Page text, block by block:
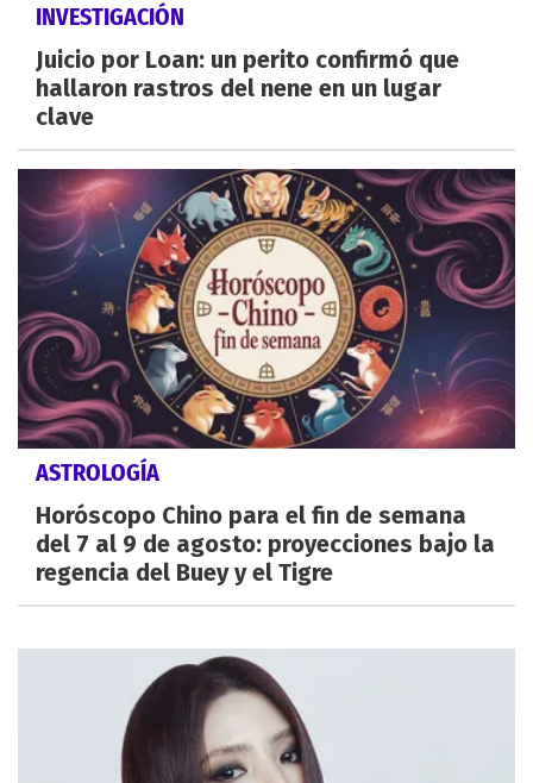
INVESTIGACIÓN
Juicio por Loan: un perito confirmó que
hallaron rastros del nene en un lugar
clave
ASTROLOGÍA
Horóscopo Chino para el fin de semana
del 7 al 9 de agosto: proyecciones bajo la
regencia del Buey y el Tigre